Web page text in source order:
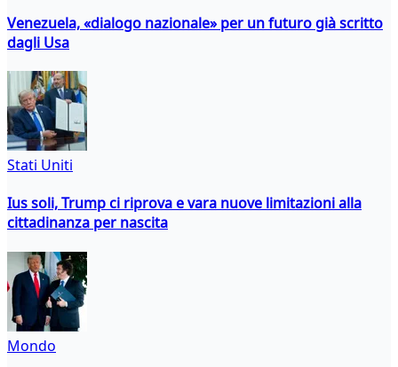
Venezuela, «dialogo nazionale» per un futuro già scritto
dagli Usa
Stati Uniti
Ius soli, Trump ci riprova e vara nuove limitazioni alla
cittadinanza per nascita
Mondo